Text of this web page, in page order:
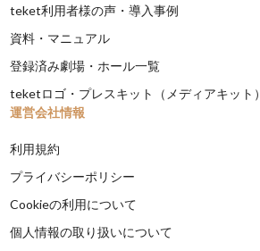
teket利用者様の声・導入事例
資料・マニュアル
登録済み劇場・ホール一覧
teketロゴ・プレスキット（メディアキット）
運営会社情報
利用規約
プライバシーポリシー
Cookieの利用について
個人情報の取り扱いについて